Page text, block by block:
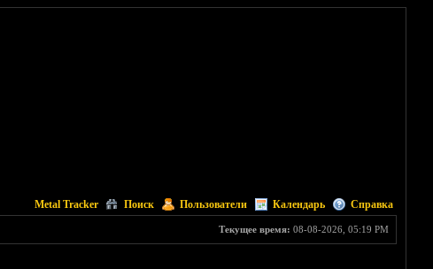
Metal Tracker Поиск Пользователи Календарь Справка
Текущее время: 08-08-2026, 05:19 PM